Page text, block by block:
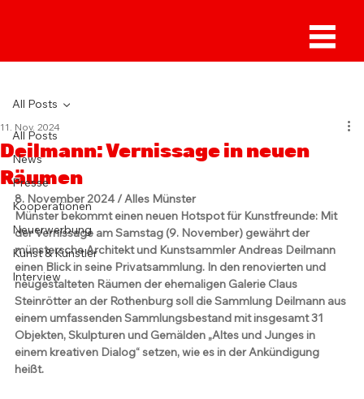
All Posts
News
Presse
Kooperationen
Neuerwerbung
Kunst & Künstler
Interview
All Posts
Deilmann: Vernissage in neuen
Räumen
11. Nov. 2024
8. November 2024 / Alles Münster
Münster bekommt einen neuen Hotspot für Kunstfreunde: Mit
der Vernissage am Samstag (9. November) gewährt der
münstersche Architekt und Kunstsammler Andreas Deilmann
einen Blick in seine Privatsammlung. In den renovierten und
neugestalteten Räumen der ehemaligen Galerie Claus
Steinrötter an der Rothenburg soll die Sammlung Deilmann aus
einem umfassenden Sammlungsbestand mit insgesamt 31
Objekten, Skulpturen und Gemälden „Altes und Junges in
einem kreativen Dialog“ setzen, wie es in der Ankündigung
heißt.